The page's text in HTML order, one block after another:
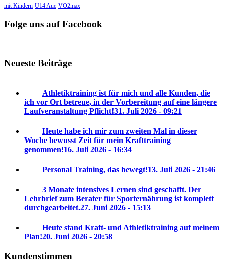
mit Kindern U14 Aue VO2max
Folge uns auf Facebook
Neueste Beiträge
Athletiktraining ist für mich und alle Kunden, die
ich vor Ort betreue, in der Vorbereitung auf eine längere
Laufveranstaltung Pflicht!31. Juli 2026 - 09:21
Heute habe ich mir zum zweiten Mal in dieser
Woche bewusst Zeit für mein Krafttraining
genommen!16. Juli 2026 - 16:34
Personal Training, das bewegt!13. Juli 2026 - 21:46
3 Monate intensives Lernen sind geschafft. Der
Lehrbrief zum Berater für Sporternährung ist komplett
durchgearbeitet.27. Juni 2026 - 15:13
Heute stand Kraft- und Athletiktraining auf meinem
Plan!20. Juni 2026 - 20:58
Kundenstimmen